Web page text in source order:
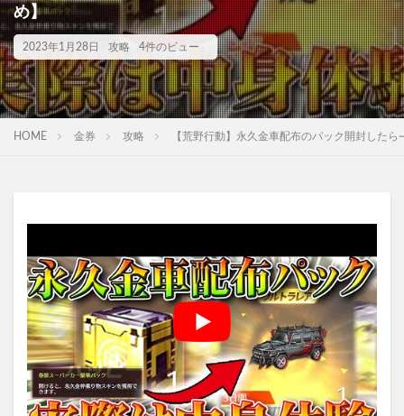
め】
2023年1月28日 攻略 4件のビュー
HOME 金券 攻略 【荒野行動】永久金車配布のパック開封した